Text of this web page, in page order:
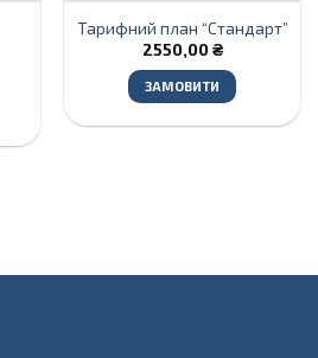
Тарифний план “Стандарт”
2550,00 ₴
ЗАМОВИТИ